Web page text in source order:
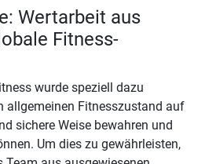
Wertarbeit aus
Fitness-
wurde speziell dazu
allgemeinen Fitnesszustand auf
sichere Weise bewahren und
Um dies zu gewährleisten,